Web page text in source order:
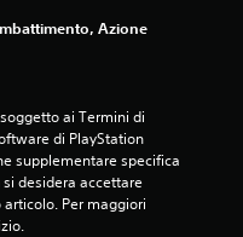
Azione
ai Termini di
di PlayStation
supplementare specifica
desidera accettare
Per maggiori